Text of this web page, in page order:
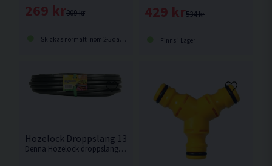
309 kr
269 kr
Skickas normalt inom 2-5 dagar
534 kr
429 kr
Finns i Lager
Hozelock Droppslang 13mm 50m
Denna Hozelock droppslang är en 13 mm droppledning, med integrerade droppar jämnt fördelade var 30:e cm längs slangens längd.